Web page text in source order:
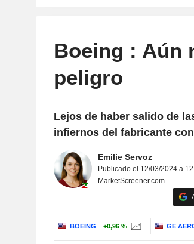
Boeing : Aún
peligro
Lejos de haber salido de
infiernos del fabricante
Emilie Servoz
Publicado el 12/03/2024 a
MarketScreener.com
BOEING +0,96 % GE